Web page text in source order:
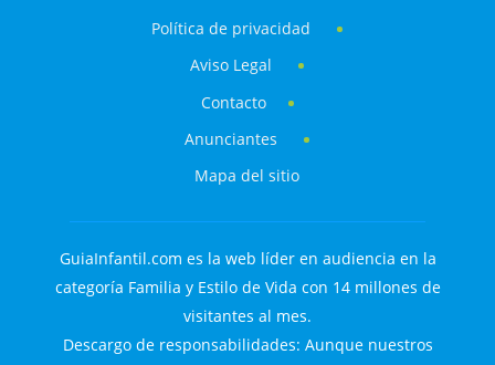
Política de privacidad
Aviso Legal
Contacto
Anunciantes
Mapa del sitio
GuiaInfantil.com es la web líder en audiencia en la
categoría Familia y Estilo de Vida con 14 millones de
visitantes al mes.
Descargo de responsabilidades: Aunque nuestros